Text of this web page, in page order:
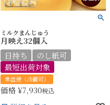
ミルクまんじゅう
月映え32個入
日持ち
のし紙可
最短出荷対象
常温便（冷蔵可）
価格¥7,930税込